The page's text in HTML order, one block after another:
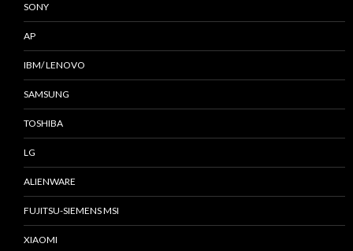
SONY
AP
IBM/ LENOVO
SAMSUNG
TOSHIBA
LG
ALIENWARE
FUJITSU-SIEMENS MSI
XIAOMI